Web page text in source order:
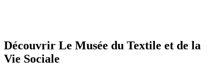
Découvrir Le Musée du Textile et de la
Vie Sociale